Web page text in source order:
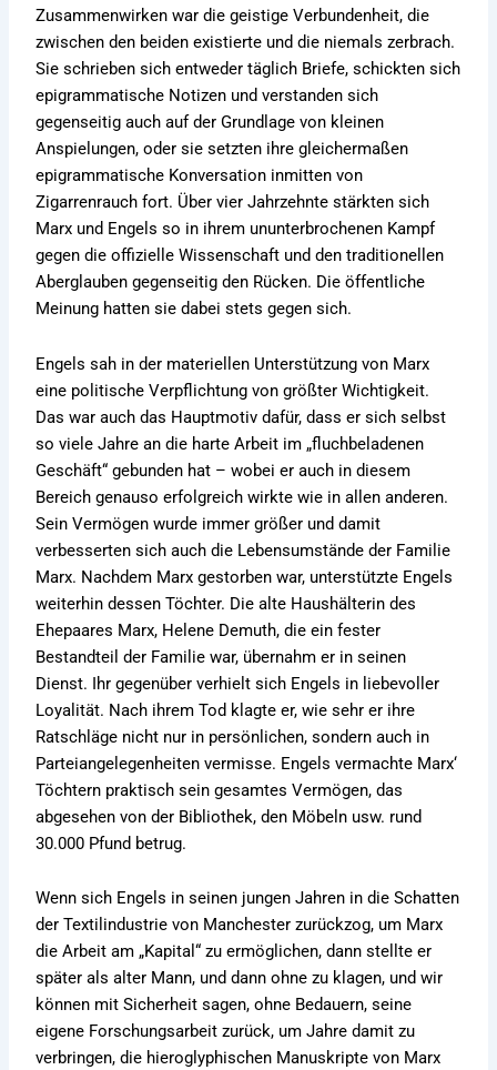
Zusammenwirken war die geistige Verbundenheit, die
zwischen den beiden existierte und die niemals zerbrach.
Sie schrieben sich entweder täglich Briefe, schickten sich
epigrammatische Notizen und verstanden sich
gegenseitig auch auf der Grundlage von kleinen
Anspielungen, oder sie setzten ihre gleichermaßen
epigrammatische Konversation inmitten von
Zigarrenrauch fort. Über vier Jahrzehnte stärkten sich
Marx und Engels so in ihrem ununterbrochenen Kampf
gegen die offizielle Wissenschaft und den traditionellen
Aberglauben gegenseitig den Rücken. Die öffentliche
Meinung hatten sie dabei stets gegen sich.
Engels sah in der materiellen Unterstützung von Marx
eine politische Verpflichtung von größter Wichtigkeit.
Das war auch das Hauptmotiv dafür, dass er sich selbst
so viele Jahre an die harte Arbeit im „fluchbeladenen
Geschäft“ gebunden hat – wobei er auch in diesem
Bereich genauso erfolgreich wirkte wie in allen anderen.
Sein Vermögen wurde immer größer und damit
verbesserten sich auch die Lebensumstände der Familie
Marx. Nachdem Marx gestorben war, unterstützte Engels
weiterhin dessen Töchter. Die alte Haushälterin des
Ehepaares Marx, Helene Demuth, die ein fester
Bestandteil der Familie war, übernahm er in seinen
Dienst. Ihr gegenüber verhielt sich Engels in liebevoller
Loyalität. Nach ihrem Tod klagte er, wie sehr er ihre
Ratschläge nicht nur in persönlichen, sondern auch in
Parteiangelegenheiten vermisse. Engels vermachte Marx‘
Töchtern praktisch sein gesamtes Vermögen, das
abgesehen von der Bibliothek, den Möbeln usw. rund
30.000 Pfund betrug.
Wenn sich Engels in seinen jungen Jahren in die Schatten
der Textilindustrie von Manchester zurückzog, um Marx
die Arbeit am „Kapital“ zu ermöglichen, dann stellte er
später als alter Mann, und dann ohne zu klagen, und wir
können mit Sicherheit sagen, ohne Bedauern, seine
eigene Forschungsarbeit zurück, um Jahre damit zu
verbringen, die hieroglyphischen Manuskripte von Marx